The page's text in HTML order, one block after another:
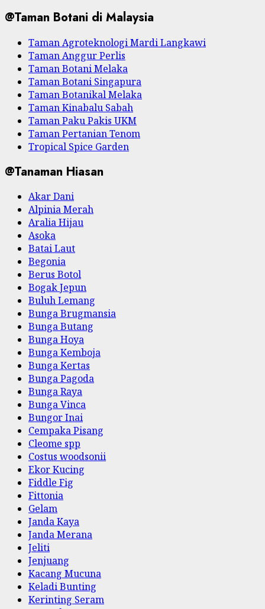
@Taman Botani di Malaysia
Taman Agroteknologi Mardi Langkawi
Taman Anggur Perlis
Taman Botani Melaka
Taman Botani Singapura
Taman Botanikal Melaka
Taman Kinabalu Sabah
Taman Paku Pakis UKM
Taman Pertanian Tenom
Tropical Spice Garden
@Tanaman Hiasan
Akar Dani
Alpinia Merah
Aralia Hijau
Asoka
Batai Laut
Begonia
Berus Botol
Bogak Jepun
Buluh Lemang
Bunga Brugmansia
Bunga Butang
Bunga Hoya
Bunga Kemboja
Bunga Kertas
Bunga Pagoda
Bunga Raya
Bunga Vinca
Bungor Inai
Cempaka Pisang
Cleome spp
Costus woodsonii
Ekor Kucing
Fiddle Fig
Fittonia
Gelam
Janda Kaya
Janda Merana
Jeliti
Jenjuang
Kacang Mucuna
Keladi Bunting
Kerinting Seram